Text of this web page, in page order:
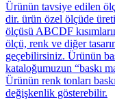
Ürünün tavsiye edilen
dir. ürün özel ölçüde
ölçüsü ABCDF
ölçü, renk ve diğer
geçebilirsiniz. Ürünün
kataloğumuzun “baskı
Ürünün renk tonları
değişkenlik gösterebilir.